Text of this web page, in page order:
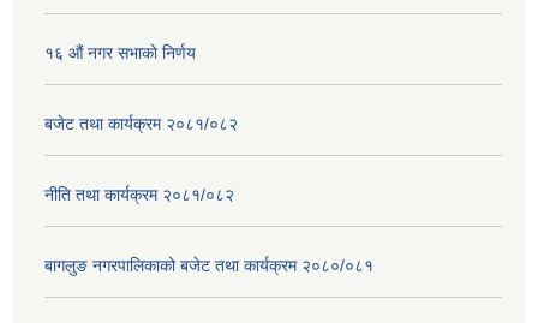
१६ ‌औं नगर सभाकाे निर्णय
बजेट तथा कार्यक्रम २०८१/०८२
नीति तथा कार्यक्रम २०८१/०८२
बागलुङ नगरपालिकाको बजेट तथा कार्यक्रम २०८०/०८१